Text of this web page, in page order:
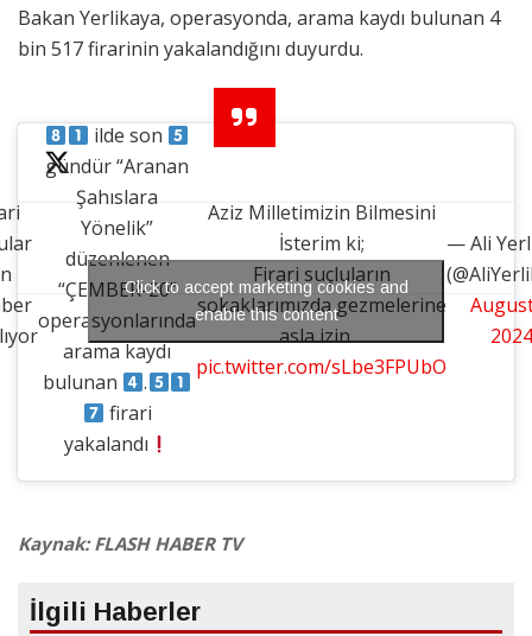
Bakan Yerlikaya, operasyonda, arama kaydı bulunan 4
bin 517 firarinin yakalandığını duyurdu.
ilde son
gündür “Aranan
Şahıslara
Yönelik”
düzenlenen
“ÇEMBER-20”
operasyonlarında
arama kaydı
bulunan
.
firari
yakalandı
Aziz Milletimizin Bilmesini
İsterim ki;
Firari suçluların
sokaklarımızda gezmelerine
asla izin…
pic.twitter.com/sLbe3FPUbO
— Ali
2024
Click to accept marketing cookies and
enable this content
Kaynak: FLASH HABER TV
İlgili Haberler